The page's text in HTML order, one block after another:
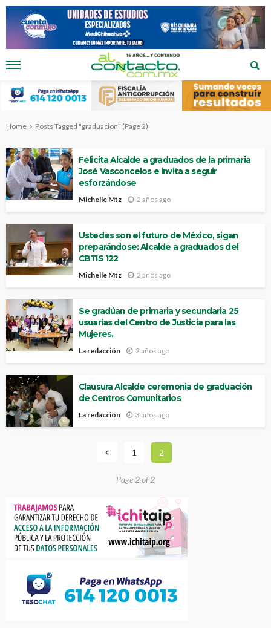
Home Posts Tagged "graduacion" (Page 2)
Felicita Alcalde a graduados de la primaria
José Vasconcelos e invita a seguir
esforzándose
Michelle Mtz 2 años ago
Ustedes son el futuro de México, sigan
preparándose: Alcalde a graduados del
CBTIS 122
Michelle Mtz 2 años ago
Se gradúan de primaria y secundaria 25
usuarias del Centro de Justicia para las
Mujeres.
La redacción 2 años ago
Clausura Alcalde ceremonia de graduación
de Centros Comunitarios
La redacción 3 años ago
1 2
Page 2 of 2